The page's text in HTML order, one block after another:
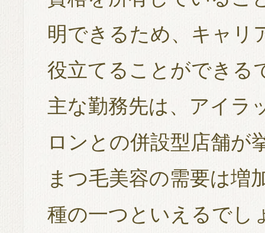
明できるため、キャリ
役立てることができる
主な勤務先は、アイラ
ロンとの併設型店舗が
まつ毛美容の需要は増
種の一つといえるでし